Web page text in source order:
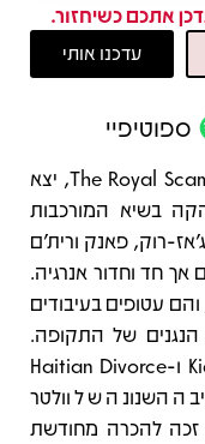
אתכם כשיחזור.
ספוטיפיי
תיאור
אלבום האולפן החמישי של סטילי דן, The Royal Scam, יצא
את הלהקה בשיא המורכבות
רוק, פאנק ורית'ם
חד וחדור אנרגיה.
עטופים בעיבודים
הנגנים של התקופה.
שירים כמו Kid Charlemagne, The Fez ו-Haitian Divorce
השנונה של וולטר
זכה להכרה מחודשת